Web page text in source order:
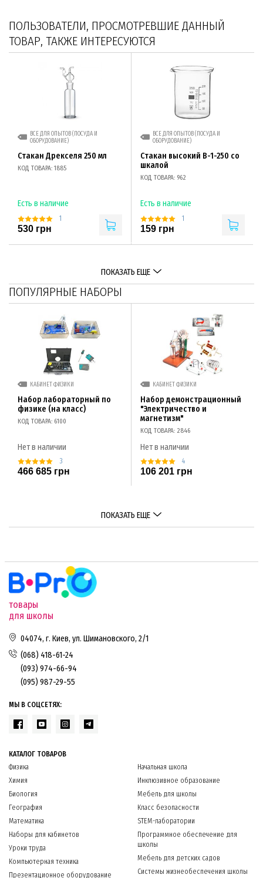
ПОЛЬЗОВАТЕЛИ, ПРОСМОТРЕВШИЕ ДАННЫЙ
ТОВАР, ТАКЖЕ ИНТЕРЕСУЮТСЯ
ВСЕ ДЛЯ ОПЫТОВ (ПОСУДА И
ОБОРУДОВАНИЕ)
Стакан Дрекселя 250 мл
КОД ТОВАРА: 1885
Есть в наличие
1
530 грн
ВСЕ ДЛЯ ОПЫТОВ (ПОСУДА И
ОБОРУДОВАНИЕ)
Стакан высокий В-1-250 со
шкалой
КОД ТОВАРА: 962
Есть в наличие
1
159 грн
ПОКАЗАТЬ ЕЩЕ
ПОПУЛЯРНЫЕ НАБОРЫ
КАБИНЕТ ФИЗИКИ
Набор лабораторный по
физике (на класс)
КОД ТОВАРА: 6100
Нет в наличии
3
466 685 грн
КАБИНЕТ ФИЗИКИ
Набор демонстрационный
"Электричество и
магнетизм"
КОД ТОВАРА: 2846
Нет в наличии
4
106 201 грн
ПОКАЗАТЬ ЕЩЕ
товары
для школы
04074, г. Киев, ул. Шимановского, 2/1
(068) 418-61-24
(093) 974-66-94
(095) 987-29-55
МЫ В СОЦСЕТЯХ:
КАТАЛОГ ТОВАРОВ
Физика
Химия
Биология
География
Математика
Наборы для кабинетов
Уроки труда
Компьютерная техника
Презентационное оборудование
Начальная школа
Инклюзивное образование
Мебель для школы
Класс безопасности
STEM-лаборатории
Программное обеспечение для
школы
Мебель для детских садов
Системы жизнеобеспечения школы